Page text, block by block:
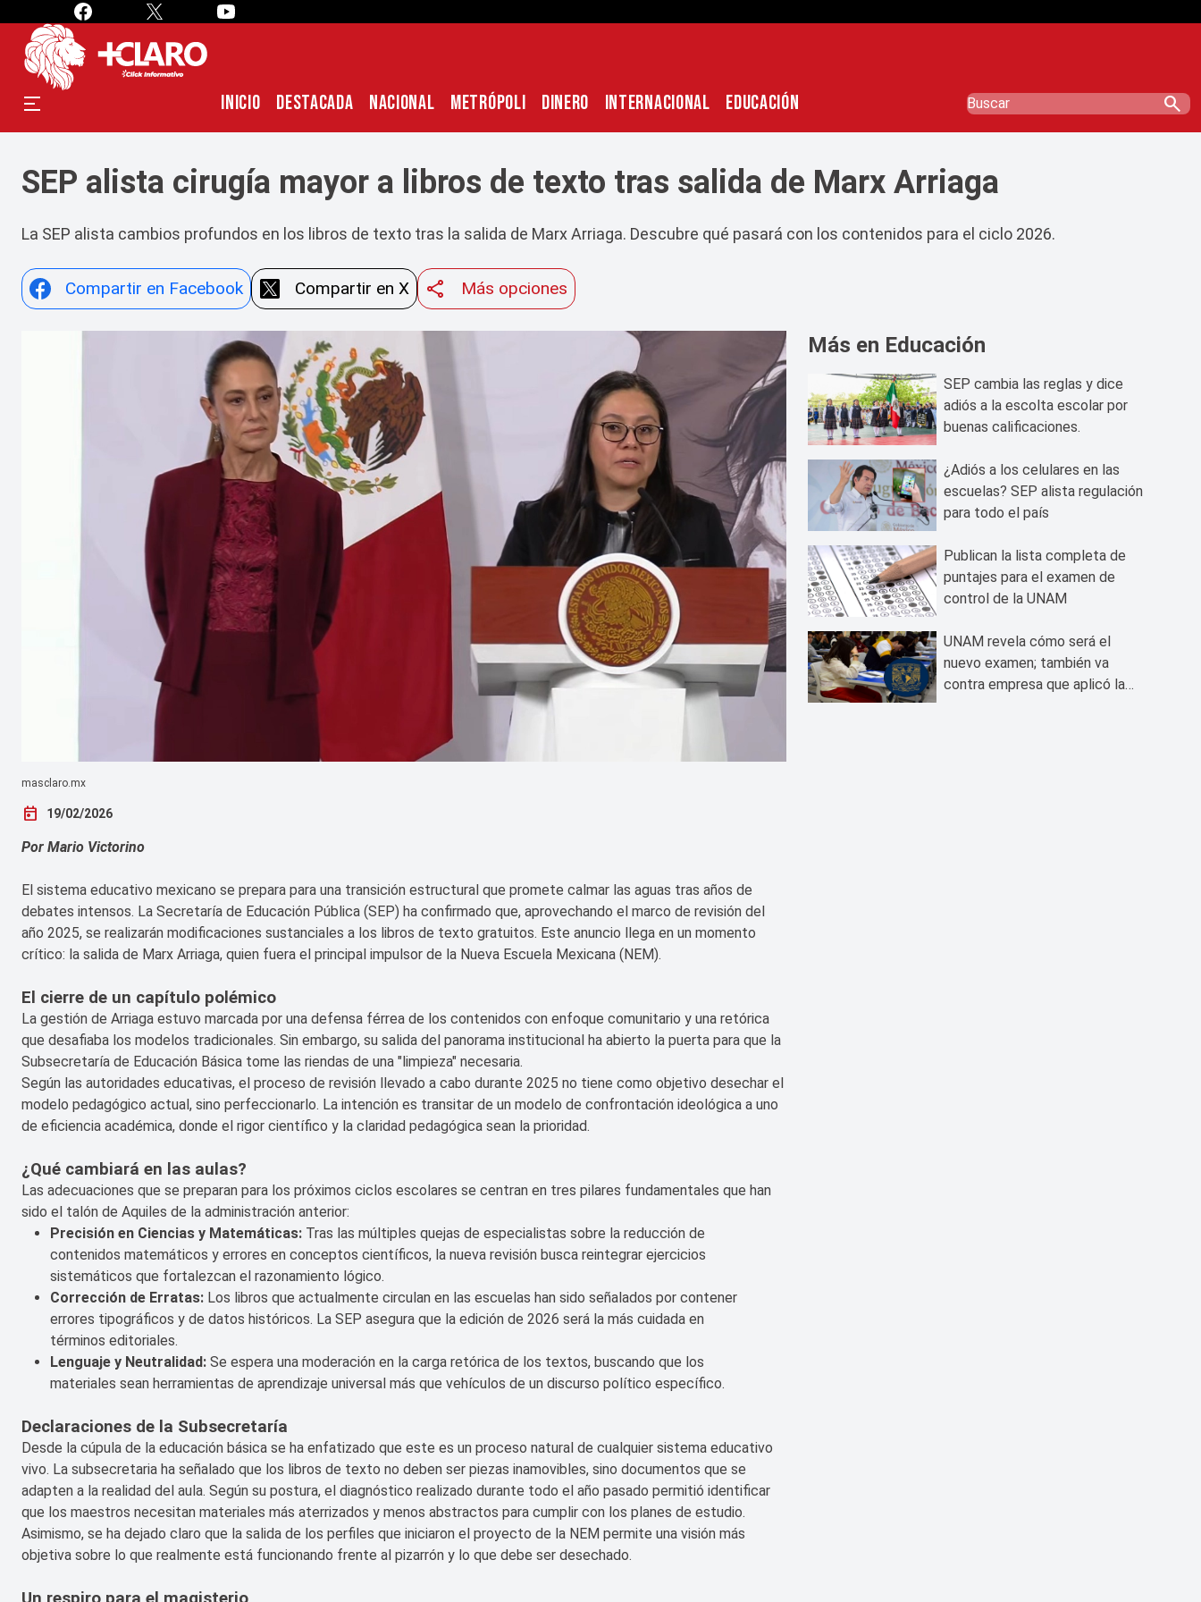
INICIO DESTACADA NACIONAL METRÓPOLI DINERO INTERNACIONAL EDUCACIÓN search
SEP alista cirugía mayor a libros de texto tras salida de Marx Arriaga
La SEP alista cambios profundos en los libros de texto tras la salida de Marx Arriaga. Descubre qué pasará con los contenidos para el ciclo 2026.
Compartir en Facebook Compartir en X Más opciones
masclaro.mx
today 19/02/2026
Por Mario Victorino
El sistema educativo mexicano se prepara para una transición estructural que promete calmar las aguas tras años de
debates intensos. La Secretaría de Educación Pública (SEP) ha confirmado que, aprovechando el marco de revisión del
año 2025, se realizarán modificaciones sustanciales a los libros de texto gratuitos. Este anuncio llega en un momento
crítico: la salida de Marx Arriaga, quien fuera el principal impulsor de la Nueva Escuela Mexicana (NEM).
El cierre de un capítulo polémico
La gestión de Arriaga estuvo marcada por una defensa férrea de los contenidos con enfoque comunitario y una retórica
que desafiaba los modelos tradicionales. Sin embargo, su salida del panorama institucional ha abierto la puerta para que la
Subsecretaría de Educación Básica tome las riendas de una "limpieza" necesaria.
Según las autoridades educativas, el proceso de revisión llevado a cabo durante 2025 no tiene como objetivo desechar el
modelo pedagógico actual, sino perfeccionarlo. La intención es transitar de un modelo de confrontación ideológica a uno
de eficiencia académica, donde el rigor científico y la claridad pedagógica sean la prioridad.
¿Qué cambiará en las aulas?
Las adecuaciones que se preparan para los próximos ciclos escolares se centran en tres pilares fundamentales que han
sido el talón de Aquiles de la administración anterior:
Precisión en Ciencias y Matemáticas: Tras las múltiples quejas de especialistas sobre la reducción de
contenidos matemáticos y errores en conceptos científicos, la nueva revisión busca reintegrar ejercicios
sistemáticos que fortalezcan el razonamiento lógico.
Corrección de Erratas: Los libros que actualmente circulan en las escuelas han sido señalados por contener
errores tipográficos y de datos históricos. La SEP asegura que la edición de 2026 será la más cuidada en
términos editoriales.
Lenguaje y Neutralidad: Se espera una moderación en la carga retórica de los textos, buscando que los
materiales sean herramientas de aprendizaje universal más que vehículos de un discurso político específico.
Declaraciones de la Subsecretaría
Desde la cúpula de la educación básica se ha enfatizado que este es un proceso natural de cualquier sistema educativo
vivo. La subsecretaria ha señalado que los libros de texto no deben ser piezas inamovibles, sino documentos que se
adapten a la realidad del aula. Según su postura, el diagnóstico realizado durante todo el año pasado permitió identificar
que los maestros necesitan materiales más aterrizados y menos abstractos para cumplir con los planes de estudio.
Asimismo, se ha dejado claro que la salida de los perfiles que iniciaron el proyecto de la NEM permite una visión más
objetiva sobre lo que realmente está funcionando frente al pizarrón y lo que debe ser desechado.
Un respiro para el magisterio
Más en Educación
SEP cambia las reglas y dice
adiós a la escolta escolar por
buenas calificaciones.
¿Adiós a los celulares en las
escuelas? SEP alista regulación
para todo el país
Publican la lista completa de
puntajes para el examen de
control de la UNAM
UNAM revela cómo será el
nuevo examen; también va
contra empresa que aplicó la